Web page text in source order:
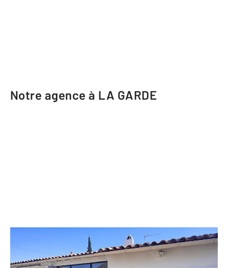
Notre agence à LA GARDE
CENTURY 21 Le Rocher
19 rue des Violettes